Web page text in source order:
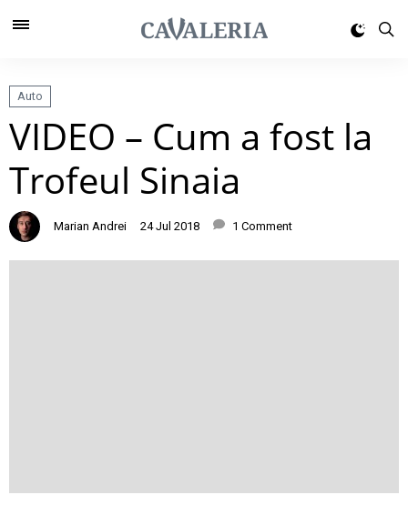
Auto
VIDEO – Cum a fost la
Trofeul Sinaia
Marian Andrei 24 Jul 2018 1 Comment